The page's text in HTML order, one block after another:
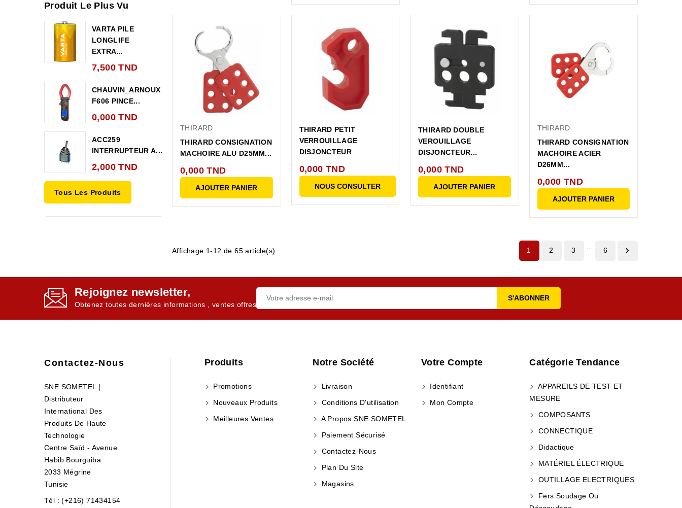
Produit Le Plus Vu
VARTA PILE
LONGLIFE
EXTRA...
7,500 TND
CHAUVIN_ARNOUX
F606 PINCE...
0,000 TND
ACC259
INTERRUPTEUR A...
2,000 TND
Tous Les Produits
THIRARD
THIRARD CONSIGNATION
MACHOIRE ALU D25MM...
0,000 TND
AJOUTER PANIER
THIRARD PETIT
VERROUILLAGE
DISJONCTEUR
0,000 TND
NOUS CONSULTER
THIRARD DOUBLE
VEROUILLAGE
DISJONCTEUR...
0,000 TND
AJOUTER PANIER
THIRARD
THIRARD CONSIGNATION
MACHOIRE ACIER
D26MM...
0,000 TND
AJOUTER PANIER
Affichage 1-12 de 65 article(s) 1 2 3 6 
Rejoignez newsletter,
Obtenez toutes dernières informations , ventes offres
Contactez-Nous
SNE SOMETEL |
Distributeur
International Des
Produits De Haute
Technologie
Centre Saïd - Avenue
Habib Bourguiba
2033 Mégrine
Tunisie
Tél : (+216) 71434154
Produits
Promotions
Nouveaux Produits
Meilleures Ventes
Notre Société
Livraison
Conditions D'utilisation
A Propos SNE SOMETEL
Paiement Sécurisé
Contactez-Nous
Plan Du Site
Magasins
Votre Compte
Identifiant
Mon Compte
Catégorie Tendance
APPAREILS DE TEST ET
MESURE
COMPOSANTS
CONNECTIQUE
Didactique
MATÉRIEL ÉLECTRIQUE
OUTILLAGE ELECTRIQUES
Fers Soudage Ou